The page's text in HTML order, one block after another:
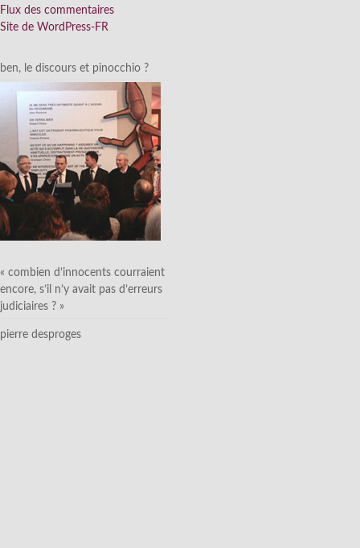
Flux des commentaires
Site de WordPress-FR
ben, le discours et pinocchio ?
« combien d’innocents courraient
encore, s’il n’y avait pas d’erreurs
judiciaires ? »
pierre desproges